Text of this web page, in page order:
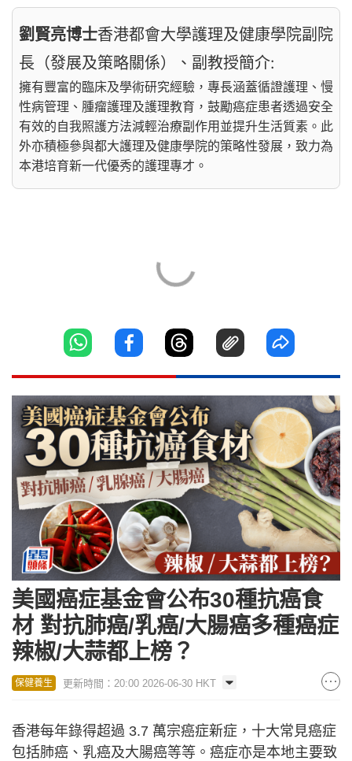
劉賢亮博士香港都會大學護理及健康學院副院
長（發展及策略關係）、副教授簡介:
擁有豐富的臨床及學術研究經驗，專長涵蓋循證護理、慢
性病管理、腫瘤護理及護理教育，鼓勵癌症患者透過安全
有效的自我照護方法減輕治療副作用並提升生活質素。此
外亦積極參與都大護理及健康學院的策略性發展，致力為
本港培育新一代優秀的護理專才。
美國癌症基金會公布30種抗癌食
材 對抗肺癌/乳癌/大腸癌多種癌症
辣椒/大蒜都上榜？
保健養生 更新時間：20:00 2026-06-30 HKT
香港每年錄得超過 3.7 萬宗癌症新症，十大常見癌症
包括肺癌、乳癌及大腸癌等等。癌症亦是本地主要致